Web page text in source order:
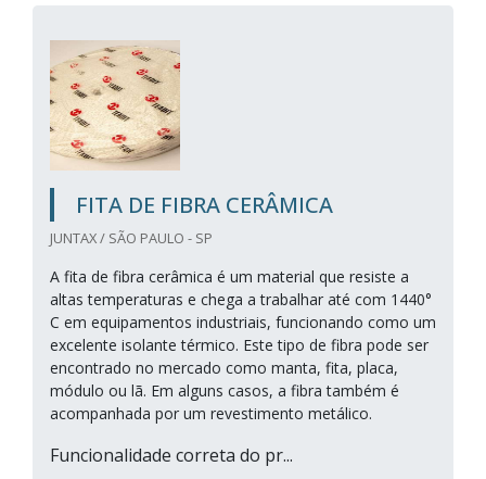
FITA DE FIBRA CERÂMICA
JUNTAX / SÃO PAULO - SP
A fita de fibra cerâmica é um material que resiste a
altas temperaturas e chega a trabalhar até com 1440°
C em equipamentos industriais, funcionando como um
excelente isolante térmico. Este tipo de fibra pode ser
encontrado no mercado como manta, fita, placa,
módulo ou lã. Em alguns casos, a fibra também é
acompanhada por um revestimento metálico.
Funcionalidade correta do pr...